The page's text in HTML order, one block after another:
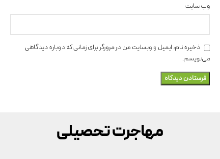
وب‌ سایت
ذخیره نام، ایمیل و وبسایت من در مرورگر برای زمانی که دوباره دیدگاهی
می‌نویسم.
مهاجرت تحصیلی